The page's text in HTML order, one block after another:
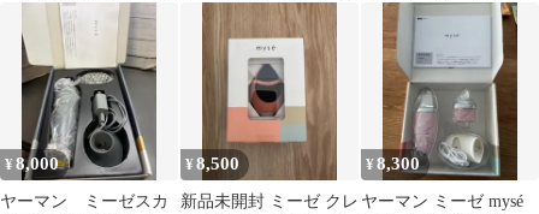
ーぜ ヘッドスパリフ
クティブ MS-32G
パリフト MS-30
¥8,000
ヤーマン ミーゼスカ
¥8,500
新品未開封 ミーゼ クレ
¥8,300
ヤーマン ミーゼ mysé